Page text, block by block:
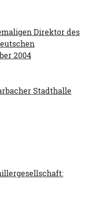
Direktor des
2004
Stadthalle